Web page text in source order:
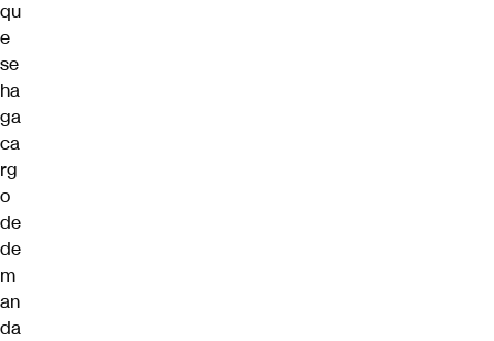
qu
e
se
ha
ga
ca
rg
o
de
de
m
an
da